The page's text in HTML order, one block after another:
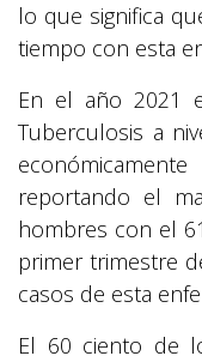
lo que significa
tiempo con esta
En el año 2021
Tuberculosis a
reportando el
hombres con el
primer trimestre
casos de esta
El 60 ciento de